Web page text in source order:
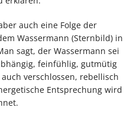
auch eine Folge der
Wassermann (Sternbild) in
sagt, der Wassermann sei
feinfühlig, gutmütig
verschlossen, rebellisch
Entsprechung wird